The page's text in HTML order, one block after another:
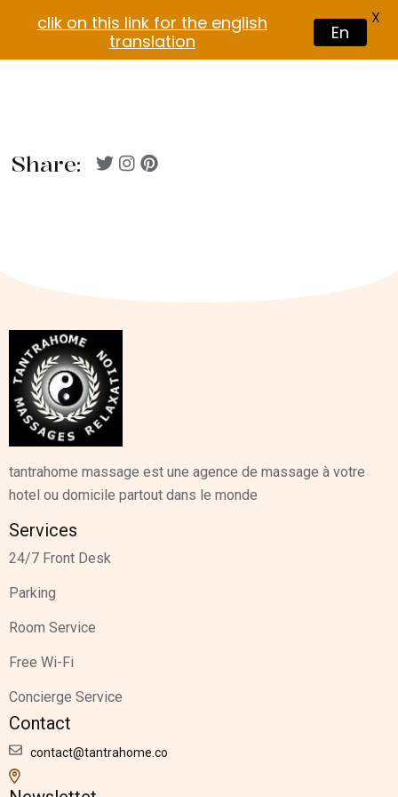
Share:
tantrahome massage est une agence de massage à votre
hotel ou domicile partout dans le monde
Services
24/7 Front Desk
Parking
Room Service
Free Wi-Fi
Concierge Service
Contact
contact@tantrahome.co
clik on this link for the english
translation
En
X